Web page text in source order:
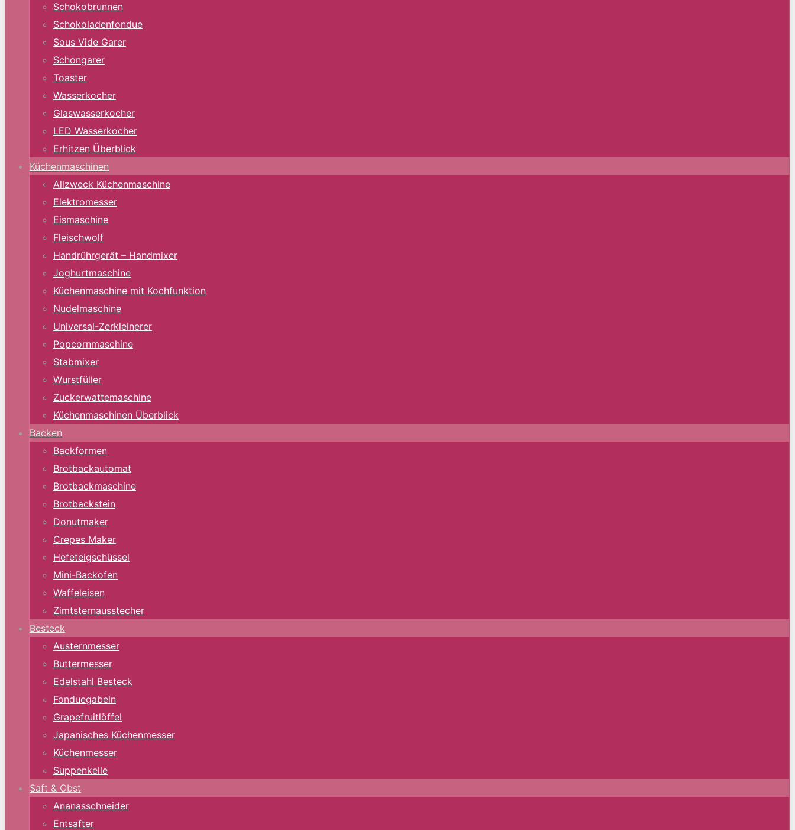
Schokobrunnen
Schokoladenfondue
Sous Vide Garer
Schongarer
Toaster
Wasserkocher
Glaswasserkocher
LED Wasserkocher
Erhitzen Überblick
Küchenmaschinen
Allzweck Küchenmaschine
Elektromesser
Eismaschine
Fleischwolf
Handrührgerät – Handmixer
Joghurtmaschine
Küchenmaschine mit Kochfunktion
Nudelmaschine
Universal-Zerkleinerer
Popcornmaschine
Stabmixer
Wurstfüller
Zuckerwattemaschine
Küchenmaschinen Überblick
Backen
Backformen
Brotbackautomat
Brotbackmaschine
Brotbackstein
Donutmaker
Crepes Maker
Hefeteigschüssel
Mini-Backofen
Waffeleisen
Zimtsternausstecher
Besteck
Austernmesser
Buttermesser
Edelstahl Besteck
Fonduegabeln
Grapefruitlöffel
Japanisches Küchenmesser
Küchenmesser
Suppenkelle
Saft & Obst
Ananasschneider
Entsafter